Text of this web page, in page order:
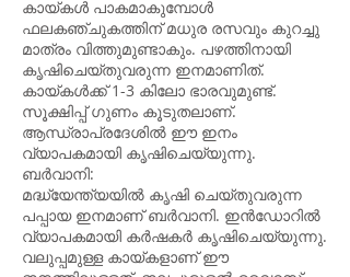
കായ്കൾ പാകമാകുമ്പോൾ
ഫലകഞ്ചുകത്തിന് മധുര രസവും കുറച്ചു
മാത്രം വിത്തുമുണ്ടാകും. പഴത്തിനായി
കൃഷിചെയ്തുവരുന്ന ഇനമാണിത്.
കായ്കൾക്ക് 1-3 കിലോ ഭാരവുമുണ്ട്.
സൂക്ഷിപ്പ് ഗുണം കൂടുതലാണ്.
ആന്ധ്രാപ്രദേശിൽ ഈ ഇനം
വ്യാപകമായി കൃഷിചെയ്യുന്നു.
ബർവാനി:
മദ്ധ്യേന്ത്യയിൽ കൃഷി ചെയ്തുവരുന്ന
പപ്പായ ഇനമാണ് ബർവാനി. ഇൻഡോറിൽ
വ്യാപകമായി കർഷകർ കൃഷിചെയ്യുന്നു.
വലുപ്പമുള്ള കായ്കളാണ് ഈ